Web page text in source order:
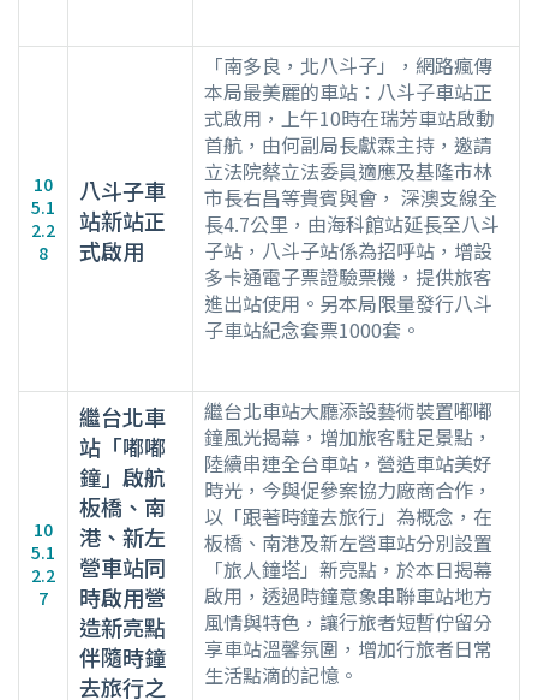
10
5.1
2.2
8
八斗子車
站新站正
式啟用
「南多良，北八斗子」，網路瘋傳
本局最美麗的車站：八斗子車站正
式啟用，上午10時在瑞芳車站啟動
首航，由何副局長獻霖主持，邀請
立法院蔡立法委員適應及基隆市林
市長右昌等貴賓與會， 深澳支線全
長4.7公里，由海科館站延長至八斗
子站，八斗子站係為招呼站，增設
多卡通電子票證驗票機，提供旅客
進出站使用。另本局限量發行八斗
子車站紀念套票1000套。
10
5.1
2.2
7
繼台北車
站「嘟嘟
鐘」啟航
板橋、南
港、新左
營車站同
時啟用營
造新亮點
伴隨時鐘
去旅行之
繼台北車站大廳添設藝術裝置嘟嘟
鐘風光揭幕，增加旅客駐足景點，
陸續串連全台車站，營造車站美好
時光，今與促參案協力廠商合作，
以「跟著時鐘去旅行」為概念，在
板橋、南港及新左營車站分別設置
「旅人鐘塔」新亮點，於本日揭幕
啟用，透過時鐘意象串聯車站地方
風情與特色，讓行旅者短暫佇留分
享車站溫馨氛圍，增加行旅者日常
生活點滴的記憶。